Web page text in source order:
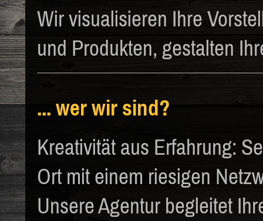
Wir visualisieren Ihre
und Produkten, gestalten
... wer wir sind?
Kreativität aus Erfahrung:
Ort mit einem riesigen
Unsere Agentur begleitet